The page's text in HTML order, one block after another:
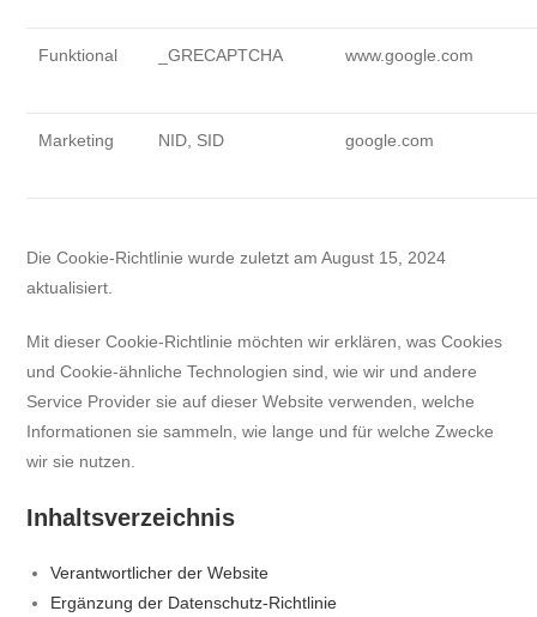
Funktional _GRECAPTCHA www.google.com
Marketing NID, SID google.com
Die Cookie-Richtlinie wurde zuletzt am August 15, 2024
aktualisiert.
Mit dieser Cookie-Richtlinie möchten wir erklären, was Cookies
und Cookie-ähnliche Technologien sind, wie wir und andere
Service Provider sie auf dieser Website verwenden, welche
Informationen sie sammeln, wie lange und für welche Zwecke
wir sie nutzen.
Inhaltsverzeichnis
Verantwortlicher der Website
Ergänzung der Datenschutz-Richtlinie